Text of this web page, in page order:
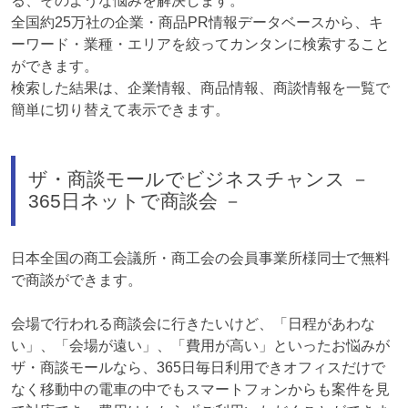
全国約25万社の企業・商品PR情報データベースから、キ
ーワード・業種・エリアを絞ってカンタンに検索すること
ができます。
検索した結果は、企業情報、商品情報、商談情報を一覧で
簡単に切り替えて表示できます。
ザ・商談モールでビジネスチャンス －
365日ネットで商談会 －
日本全国の商工会議所・商工会の会員事業所様同士で無料
で商談ができます。
会場で行われる商談会に行きたいけど、「日程があわな
い」、「会場が遠い」、「費用が高い」といったお悩みが
ザ・商談モールなら、365日毎日利用できオフィスだけで
なく移動中の電車の中でもスマートフォンからも案件を見